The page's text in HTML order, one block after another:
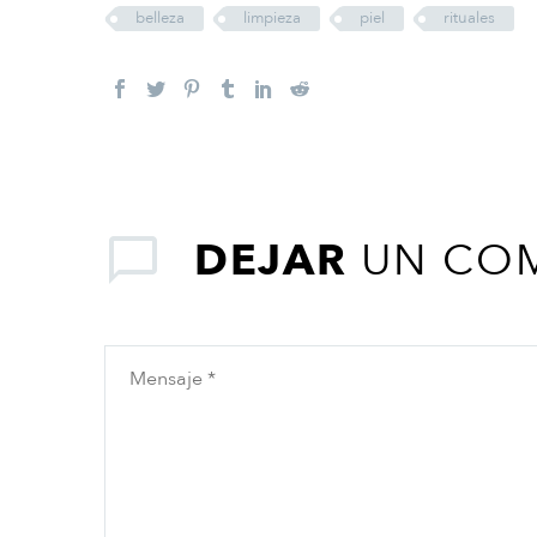
belleza limpieza piel rituales
DEJAR UN